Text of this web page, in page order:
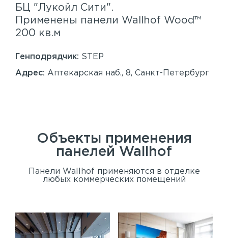
БЦ "Лукойл Сити".
Применены панели Wallhof Wood™
200 кв.м
Генподрядчик: STEP
Адрес: Аптекарская наб., 8, Санкт-Петербург
Объекты применения
панелей Wallhof
Панели Wallhof применяются в отделке
любых коммерческих помещений